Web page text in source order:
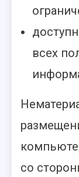
всех
со